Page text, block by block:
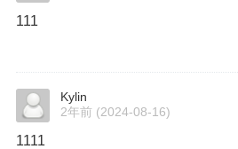
111
Kylin
2年前 (2024-08-16)
1111